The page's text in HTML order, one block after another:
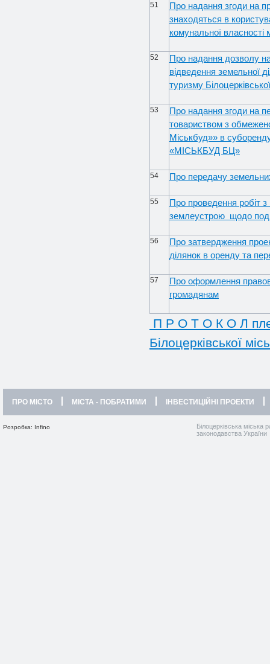
51
Про надання згоди на
знаходяться в
комунальної власності
52
Про надання дозволу
відведення земельної
туризму
53
Про надання згоди на
товариством з
Міськбуд»» в
«МІСЬКБУД БЦ»
54 Про передачу
55
Про проведення робіт з
землеустрою щодо
56
Про затвердження
ділянок в оренду та
57
Про оформлення
громадянам
П Р О Т О К О Л
Білоцерківської
ПРО МІСТО МІСТА - ПОБРАТИМИ ІНВЕСТИЦІЙНІ ПРОЕКТИ
Розробка: Infino
Білоцерківська міська
законодавства України